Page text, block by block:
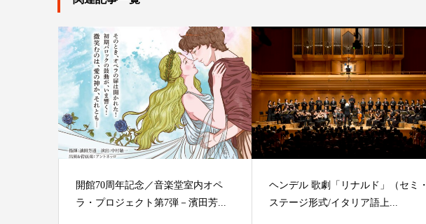
開館70周年記念／音楽堂室内オペ
ラ・プロジェクト第7弾－濱田芳...
ヘンデル 歌劇「リナルド」（セミ・
ステージ形式/イタリア語上...